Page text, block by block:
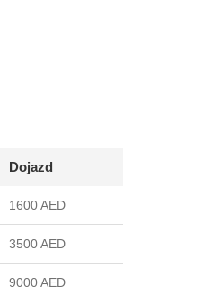
Dojazd
1600 AED
3500 AED
9000 AED